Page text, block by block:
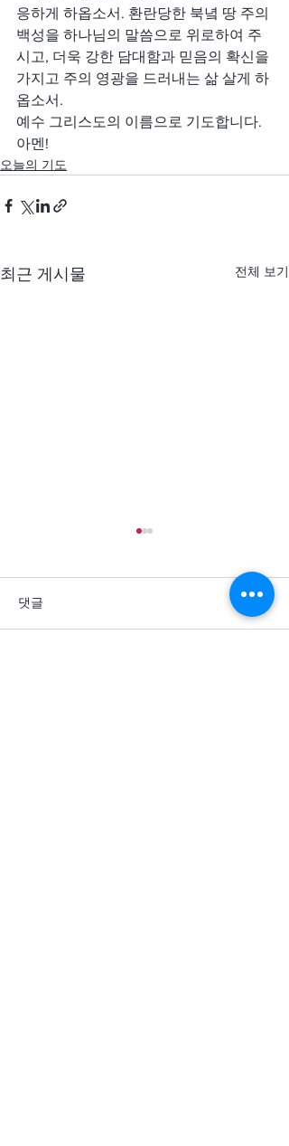
응하게 하옵소서. 환란당한 북녘 땅 주의
백성을 하나님의 말씀으로 위로하여 주
시고, 더욱 강한 담대함과 믿음의 확신을
가지고 주의 영광을 드러내는 삶 살게 하
옵소서.
예수 그리스도의 이름으로 기도합니다.
아멘!
오늘의 기도
최근 게시물 전체 보기
댓글